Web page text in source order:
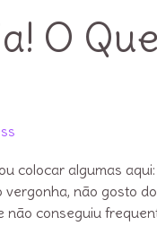
O
colocar algumas
não gosto
conseguiu